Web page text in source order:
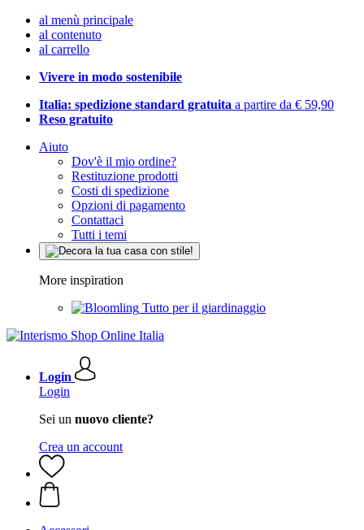
al menù principale
al contenuto
al carrello
Vivere in modo sostenibile
Italia: spedizione standard gratuita a partire da € 59,90
Reso gratuito
Aiuto
Dov'è il mio ordine?
Restituzione prodotti
Costi di spedizione
Opzioni di pagamento
Contattaci
Tutti i temi
More inspiration
Tutto per il giardinaggio
Login
Login
Sei un nuovo cliente?
Crea un account